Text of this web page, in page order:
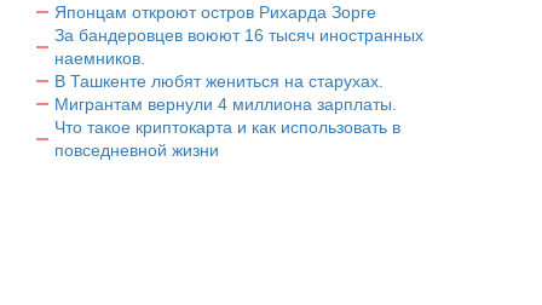
Японцам откроют остров Рихарда Зорге
За бандеровцев воюют 16 тысяч иностранных
наемников.
В Ташкенте любят жениться на старухах.
Мигрантам вернули 4 миллиона зарплаты.
Что такое криптокарта и как использовать в
повседневной жизни